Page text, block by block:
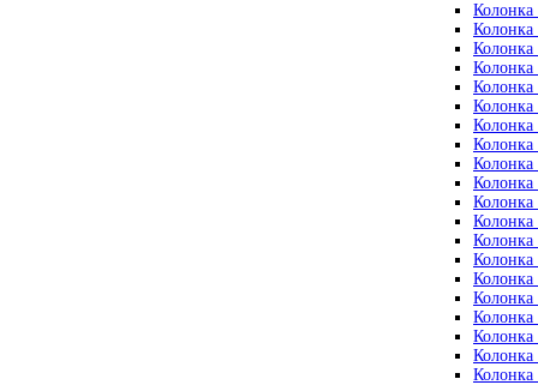
Колонка
Колонка
Колонка
Колонка
Колонка
Колонка
Колонка
Колонка
Колонка
Колонка
Колонка
Колонка
Колонка
Колонка
Колонка
Колонка
Колонка
Колонка
Колонка
Колонка